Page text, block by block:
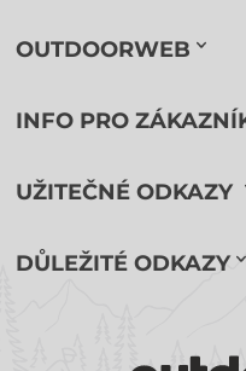
OUTDOORWEB
INFO PRO
UŽITEČNÉ ODKAZY
DŮLEŽITÉ ODKAZY